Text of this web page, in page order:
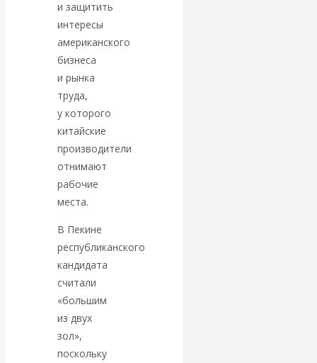
Валентин
КАтасонов.
Парадоксы
денежной
системы России.
Комментарий к
последним
данным
Центробанка о
наличной
денежной массе
и защитить
интересы
американского
бизнеса
и рынка
труда,
у которого
китайские
производители
отнимают
рабочие
места.
В Пекине
республиканского
кандидата
считали
«большим
из двух
зол»,
поскольку